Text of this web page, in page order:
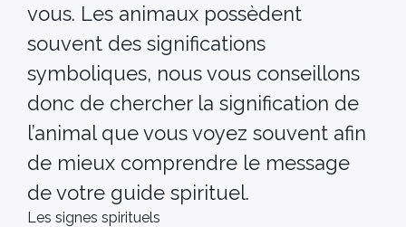
vous. Les animaux possèdent
souvent des significations
symboliques, nous vous conseillons
donc de chercher la signification de
l’animal que vous voyez souvent afin
de mieux comprendre le message
de votre guide spirituel.
Les signes spirituels